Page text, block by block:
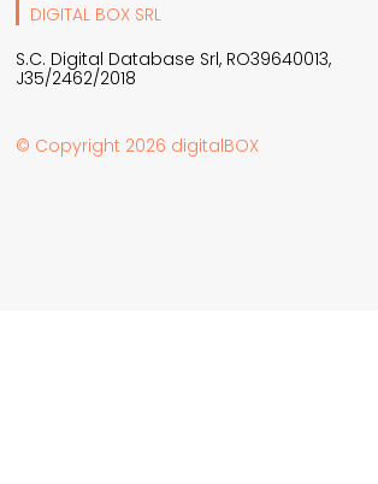
DIGITAL BOX SRL
S.C. Digital Database Srl, RO39640013,
J35/2462/2018
© Copyright 2026 digitalBOX